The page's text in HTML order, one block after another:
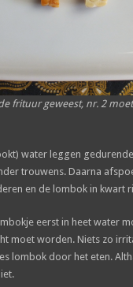
frituur geweest, nr. 2
water leggen
trouwens. Daarna
en de lombok in kwart
eerst in heet water
moet worden. Niets zo
lombok door het eten.